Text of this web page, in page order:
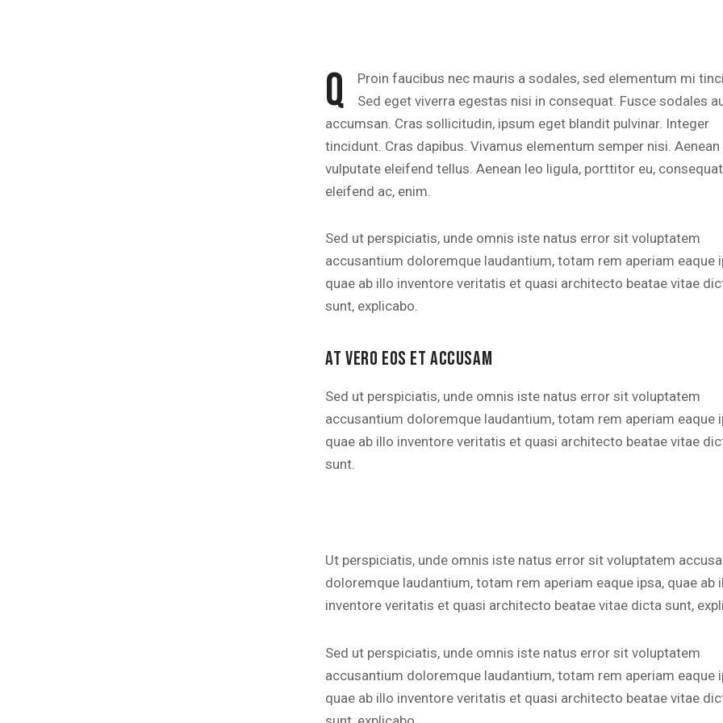
Q
Proin faucibus nec mauris a sodales, sed elementum mi
Sed eget viverra egestas nisi in consequat. Fusce sodales
accumsan. Cras sollicitudin, ipsum eget blandit pulvinar. Integer
tincidunt. Cras dapibus. Vivamus elementum semper nisi. Aenean
vulputate eleifend tellus. Aenean leo ligula, porttitor eu,
eleifend ac, enim.
Sed ut perspiciatis, unde omnis iste natus error sit voluptatem
accusantium doloremque laudantium, totam rem aperiam eaque
quae ab illo inventore veritatis et quasi architecto beatae vitae
sunt, explicabo.
AT VERO EOS ET ACCUSAM
Sed ut perspiciatis, unde omnis iste natus error sit voluptatem
accusantium doloremque laudantium, totam rem aperiam eaque
quae ab illo inventore veritatis et quasi architecto beatae vitae
sunt.
Ut perspiciatis, unde omnis iste natus error sit voluptatem
doloremque laudantium, totam rem aperiam eaque ipsa, quae ab
inventore veritatis et quasi architecto beatae vitae dicta sunt,
Sed ut perspiciatis, unde omnis iste natus error sit voluptatem
accusantium doloremque laudantium, totam rem aperiam eaque
quae ab illo inventore veritatis et quasi architecto beatae vitae